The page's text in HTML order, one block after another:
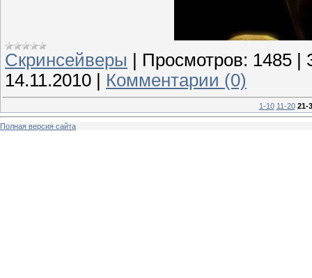
Скринсейверы Просмотров: 1485
14.11.2010
Комментарии (0)
1-10 11-20 21-
Полная версия сайта